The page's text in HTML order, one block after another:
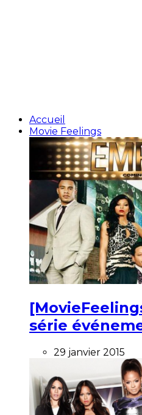
Accueil
Movie Feelings
série
29 janvier 2015